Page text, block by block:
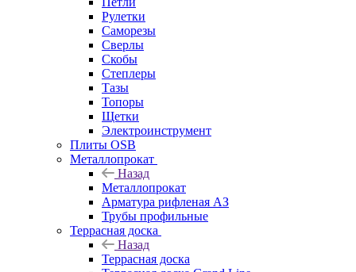
Рулетки
Саморезы
Сверлы
Скобы
Степлеры
Тазы
Топоры
Щетки
Электроинструмент
Плиты OSB
Металлопрокат
Назад
Металлопрокат
Арматура рифленая АЗ
Трубы профильные
Террасная доска
Назад
Террасная доска